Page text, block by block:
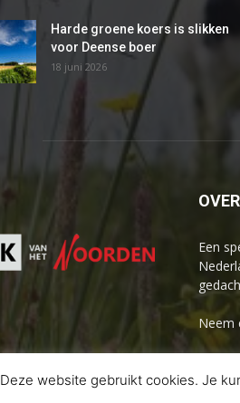
Harde groene koers is slikken
voor Deense boer
18 juni 2026
Een
Neem
Deze website gebruikt cookies. Je